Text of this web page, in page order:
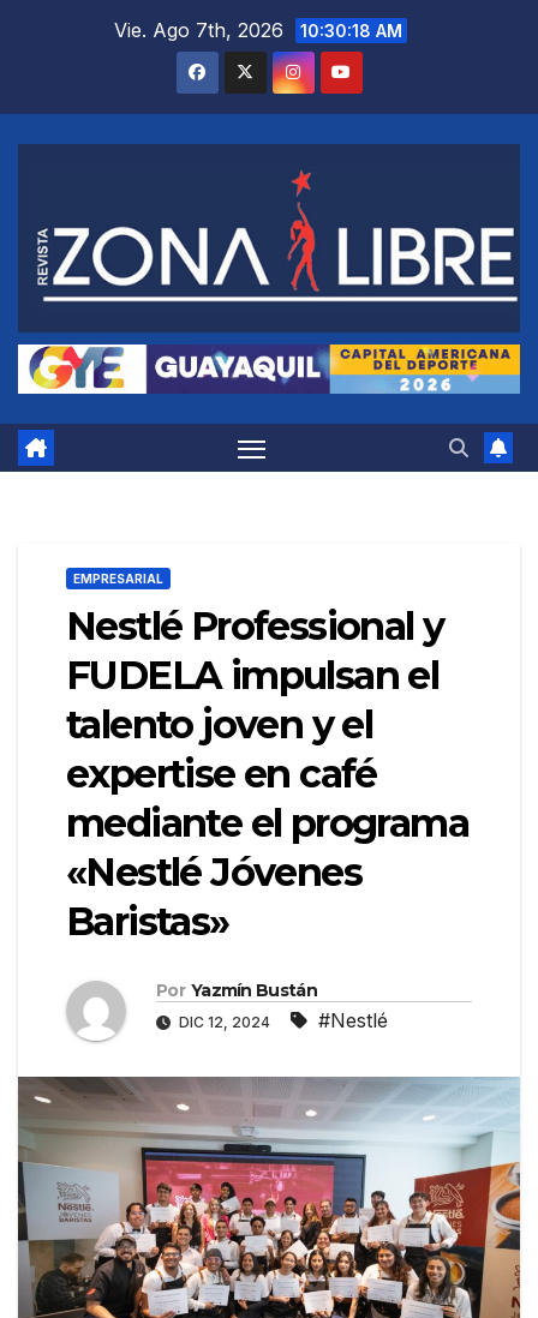
Vie. Ago 7th, 2026 10:30:19 AM
EMPRESARIAL
Nestlé Professional y
FUDELA impulsan el
talento joven y el
expertise en café
mediante el programa
«Nestlé Jóvenes
Baristas»
Por Yazmín Bustán
DIC 12, 2024 #Nestlé